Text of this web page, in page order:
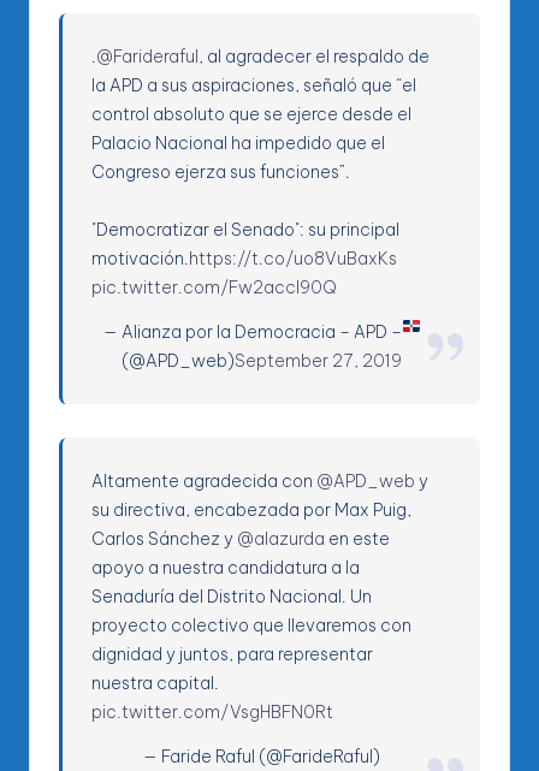
.@Farideraful, al agradecer el respaldo de
la APD a sus aspiraciones, señaló que “el
control absoluto que se ejerce desde el
Palacio Nacional ha impedido que el
Congreso ejerza sus funciones”.
"Democratizar el Senado": su principal
motivación.https://t.co/uo8VuBaxKs
pic.twitter.com/Fw2accl90Q
— Alianza por la Democracia – APD –
(@APD_web)September 27, 2019
Altamente agradecida con @APD_web y
su directiva, encabezada por Max Puig,
Carlos Sánchez y @alazurda en este
apoyo a nuestra candidatura a la
Senaduría del Distrito Nacional. Un
proyecto colectivo que llevaremos con
dignidad y juntos, para representar
nuestra capital.
pic.twitter.com/VsgHBFN0Rt
— Faride Raful (@FarideRaful)